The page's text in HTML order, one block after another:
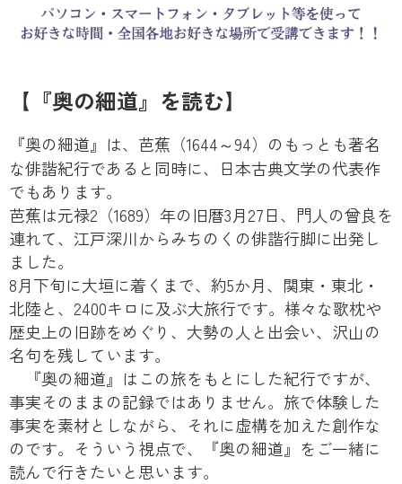
【『奥の細道』を読む】
『奥の細道』は、芭蕉（1644～94）のもっとも著名
な俳諧紀行であると同時に、日本古典文学の代表作
でもあります。
芭蕉は元禄2（1689）年の旧暦3月27日、門人の曾良を
連れて、江戸深川からみちのくの俳諧行脚に出発し
ました。
8月下旬に大垣に着くまで、約5か月、関東・東北・
北陸と、2400キロに及ぶ大旅行です。様々な歌枕や
歴史上の旧跡をめぐり、大勢の人と出会い、沢山の
名句を残しています。
『奥の細道』はこの旅をもとにした紀行ですが、
事実そのままの記録ではありません。旅で体験した
事実を素材としながら、それに虚構を加えた創作な
のです。そういう視点で、『奥の細道』をご一緒に
読んで行きたいと思います。